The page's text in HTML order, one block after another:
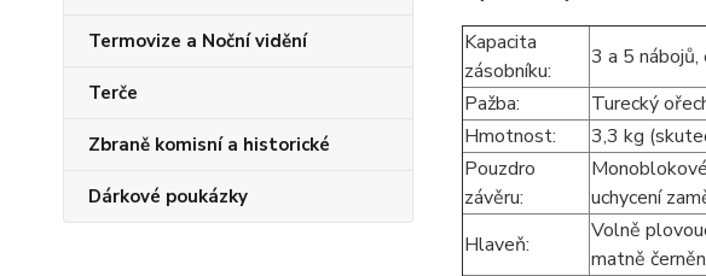
Termovize a Noční vidění
Terče
Zbraně komisní a historické
Dárkové poukázky
Kapacita
zásobníku:
3 a 5
Pažba:
Turecký
Hmotnost:
3,3 kg
Pouzdro
závěru:
uchycení
Hlaveň:
Volně
matně